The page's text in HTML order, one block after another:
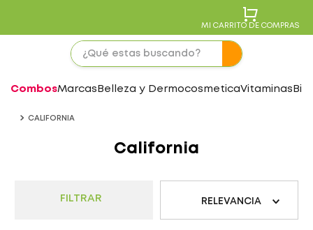
MI CARRITO DE COMPRAS
CombosMarcas Belleza y DermocosmeticaVitaminas
CALIFORNIA
California
FILTRAR RELEVANCIA